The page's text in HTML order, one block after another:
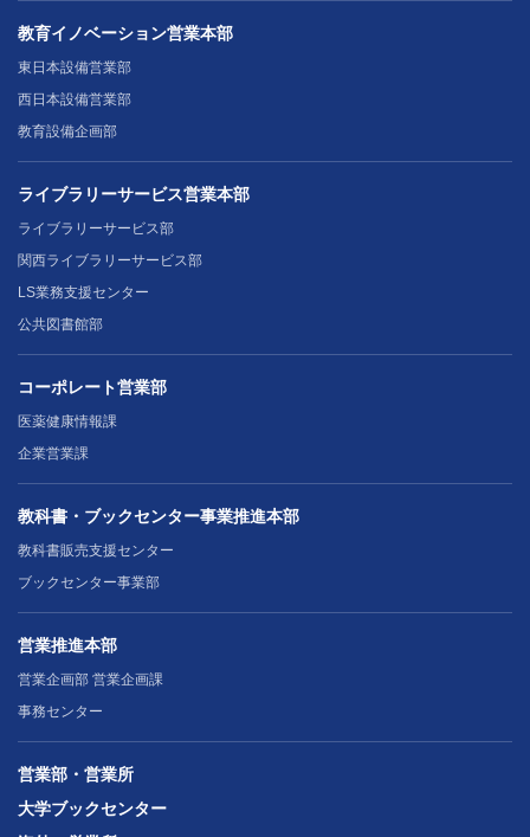
教育イノベーション営業本部
東日本設備営業部
西日本設備営業部
教育設備企画部
ライブラリーサービス営業本部
ライブラリーサービス部
関西ライブラリーサービス部
LS業務支援センター
公共図書館部
コーポレート営業部
医薬健康情報課
企業営業課
教科書・ブックセンター事業推進本部
教科書販売支援センター
ブックセンター事業部
営業推進本部
営業企画部 営業企画課
事務センター
営業部・営業所
大学ブックセンター